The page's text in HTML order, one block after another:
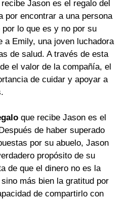
Jason es el regalo del
por encontrar a una persona
lo que es y no por su
a Emily, una joven luchadora
de salud. A través de esta
el valor de la compañía, el
de cuidar y apoyar a
que recibe Jason es el
de haber superado
por su abuelo, Jason
propósito de su
de que el dinero no es la
más bien la gratitud por
de compartirlo con